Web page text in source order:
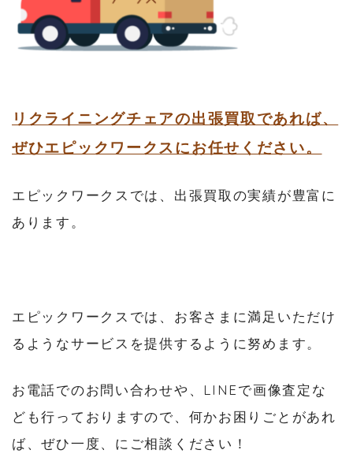
リクライニングチェアの出張買取であれば、
ぜひエピックワークスにお任せください。
エピックワークスでは、出張買取の実績が豊富に
あります。
エピックワークスでは、お客さまに満足いただけ
るようなサービスを提供するように努めます。
お電話でのお問い合わせや、LINEで画像査定な
ども行っておりますので、何かお困りごとがあれ
ば、ぜひ一度、にご相談ください！